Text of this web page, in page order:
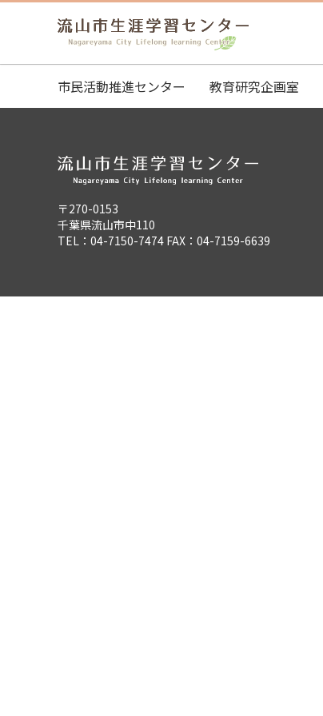
市民活動推進センター 教育研究企画室
〒270-0153
千葉県流山市中110
TEL：04-7150-7474 FAX：04-7159-6639